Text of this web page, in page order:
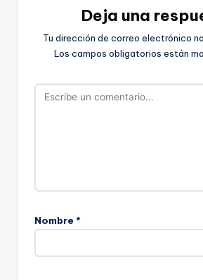
Deja una
Tu dirección de correo electrónico
Los campos obligatorios están
Nombre *